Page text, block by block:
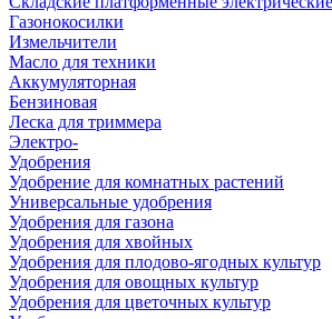
Газонокосилки
Измельчители
Масло для техники
Аккумуляторная
Бензиновая
Леска для триммера
Электро-
Удобрения
Удобрение для комнатных растений
Универсальные удобрения
Удобрения для газона
Удобрения для хвойных
Удобрения для плодово-ягодных культур
Удобрения для овощных культур
Удобрения для цветочных культур